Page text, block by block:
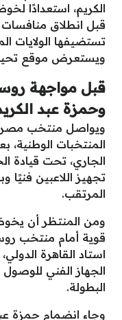
الكريم، استعدادًا
تستضيفها الولايات
ويستعرض موقع
قبل مواجهة
وحمزة عبد
ويواصل منتخب مصر
الجاري، تحت قيادة
تجهيز اللاعبين
المرتقب.
ومن المنتظر أن
قوية أمام منتخب
استاد القاهرة
الجهاز الفني
البطولة.
وجاء انضمام حمزة